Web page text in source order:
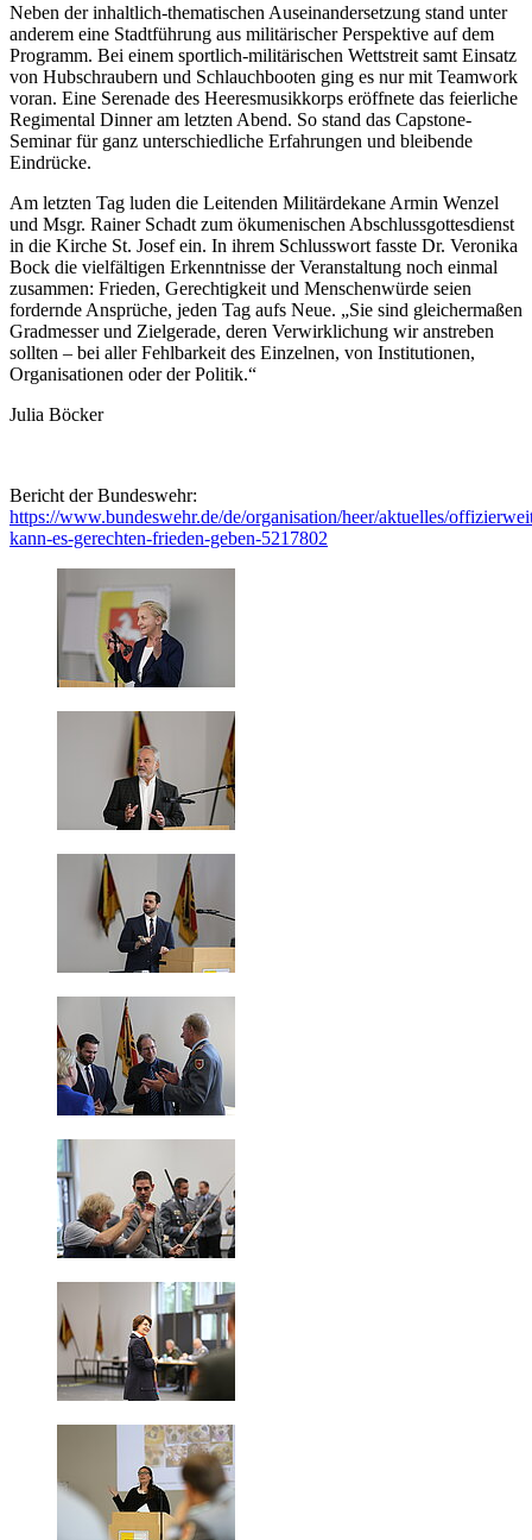
Neben der inhaltlich-thematischen Auseinandersetzung stand unter
anderem eine Stadtführung aus militärischer Perspektive auf dem
Programm. Bei einem sportlich-militärischen Wettstreit samt Einsatz
von Hubschraubern und Schlauchbooten ging es nur mit Teamwork
voran. Eine Serenade des Heeresmusikkorps eröffnete das feierliche
Regimental Dinner am letzten Abend. So stand das Capstone-
Seminar für ganz unterschiedliche Erfahrungen und bleibende
Eindrücke.
Am letzten Tag luden die Leitenden Militärdekane Armin Wenzel
und Msgr. Rainer Schadt zum ökumenischen Abschlussgottesdienst
in die Kirche St. Josef ein. In ihrem Schlusswort fasste Dr. Veronika
Bock die vielfältigen Erkenntnisse der Veranstaltung noch einmal
zusammen: Frieden, Gerechtigkeit und Menschenwürde seien
fordernde Ansprüche, jeden Tag aufs Neue. „Sie sind gleichermaßen
Gradmesser und Zielgerade, deren Verwirklichung wir anstreben
sollten – bei aller Fehlbarkeit des Einzelnen, von Institutionen,
Organisationen oder der Politik.“
Julia Böcker
Bericht der Bundeswehr:
https://www.bundeswehr.de/de/organisation/heer/aktuelles/
kann-es-gerechten-frieden-geben-5217802